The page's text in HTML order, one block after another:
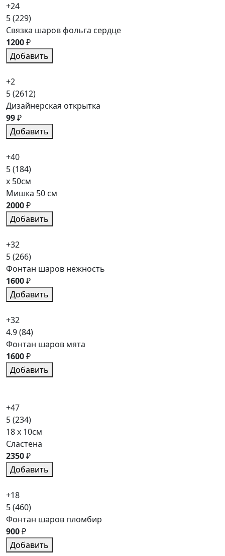
+24
5(229)
Связка шаров фольга сердце
1200₽
Добавить
+2
5(2612)
Дизайнерская открытка
99₽
Добавить
+40
5(184)
x 50см
Мишка 50 см
2000₽
Добавить
+32
5(266)
Фонтан шаров нежность
1600₽
Добавить
+32
4.9(84)
Фонтан шаров мята
1600₽
Добавить
+47
5(234)
18 x 10см
Сластена
2350₽
Добавить
+18
5(460)
Фонтан шаров пломбир
900₽
Добавить